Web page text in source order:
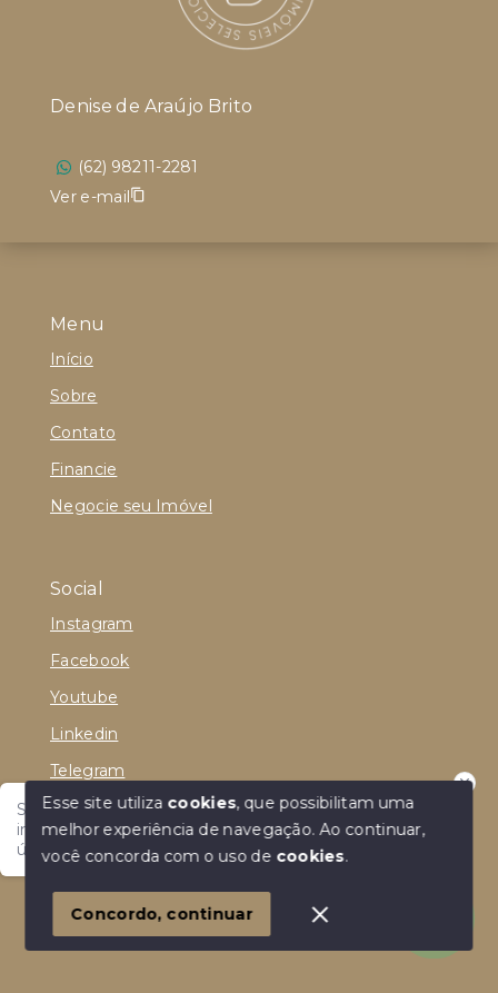
Seja bem-vindo! Sou Denise Brito, corretora de
imóveis, e estou aqui para tornar sua experiência
única.
Menu
Início
Sobre
Contato
Financie
Negocie seu Imóvel
Social
Instagram
Facebook
Youtube
Linkedin
Telegram
© Copyright 2026 - Denise de Araújo Brito - Todos os
SITE PARA IMOBILIARIA
Denise de Araújo Brito
(62) 98211-2281
Ver e-mail
Esse site utiliza cookies, que possibilitam uma
melhor experiência de navegação.Ao continuar,
você concorda com o uso de cookies.
Concordo, continuar